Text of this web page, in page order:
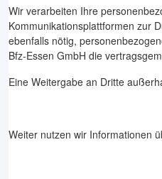
Wir verarbeiten Ihre
Kommunikationsplattformen zur
ebenfalls nötig,
Bfz-Essen GmbH die
Eine Weitergabe an Dritte
Weiter nutzen wir Informationen